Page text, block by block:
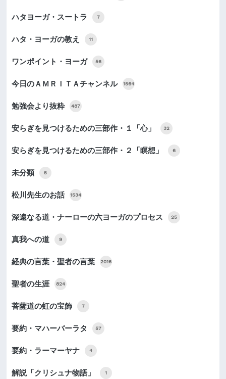
ハタヨーガ・スートラ 7
ハタ・ヨーガの教え 11
ワンポイント・ヨーガ 56
今日のＡＭＲＩＴＡチャンネル 1564
勉強会より抜粋 487
安らぎを見つけるための三部作・１「心」 32
安らぎを見つけるための三部作・２「瞑想」 6
未分類 5
松川先生のお話 1534
深遠なる道・ナーローの六ヨーガのプロセス 25
真我への道 9
経典の言葉・聖者の言葉 2016
聖者の生涯 824
菩薩道の虹の宝飾 7
要約・マハーバーラタ 57
要約・ラーマーヤナ 4
解説「クリシュナ物語」 1